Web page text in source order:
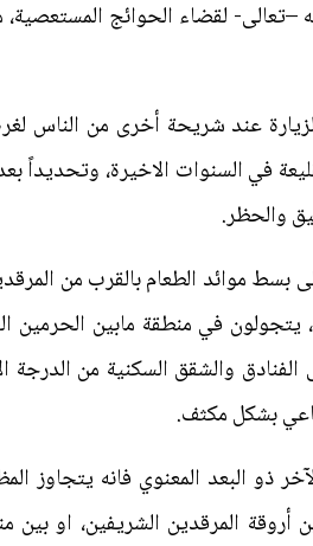
–تعالى- لقضاء الحوائج
عند شريحة أخرى من الناس
في السنوات الاخيرة، وتحديداً
والحظر.
بسط موائد الطعام بالقرب من
يتجولون في منطقة مابين الحرمين
الفنادق والشقق السكنية من الدرجة
بشكل مكثف.
ذو البعد المعنوي فانه
أروقة المرقدين الشريفين، او